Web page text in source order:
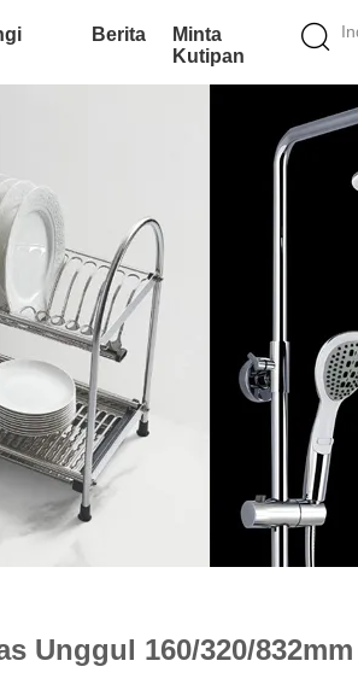
Berita
Minta
Kutipan
Unggul 160/320/832mm